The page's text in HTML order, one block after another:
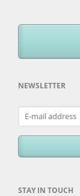
NEWSLETTER
E-
mail
address
STAY IN TOUCH